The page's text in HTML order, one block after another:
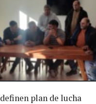
plan de lucha